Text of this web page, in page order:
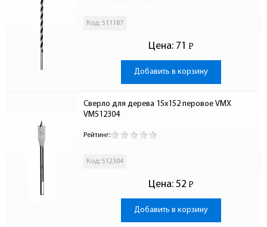
Код: 511187
Цена: 71 Р
-
Добавить в корзину
Сверло для дерева 15х152 перовое VMX
VM512304
Рейтинг:
Код: 512304
Цена: 52 Р
-
Добавить в корзину